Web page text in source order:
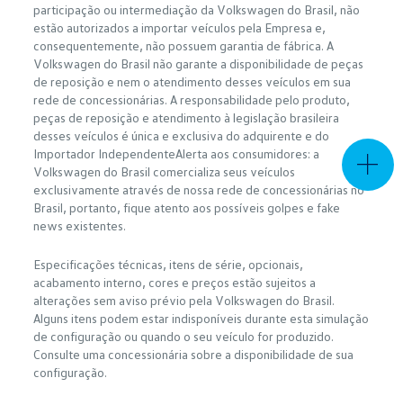
participação ou intermediação da Volkswagen do Brasil, não
estão autorizados a importar veículos pela Empresa e,
consequentemente, não possuem garantia de fábrica. A
Volkswagen do Brasil não garante a disponibilidade de peças
de reposição e nem o atendimento desses veículos em sua
rede de concessionárias. A responsabilidade pelo produto,
peças de reposição e atendimento à legislação brasileira
desses veículos é única e exclusiva do adquirente e do
Importador IndependenteAlerta aos consumidores: a
Volkswagen do Brasil comercializa seus veículos
exclusivamente através de nossa rede de concessionárias no
Brasil, portanto, fique atento aos possíveis golpes e fake
news existentes.
Especificações técnicas, itens de série, opcionais,
acabamento interno, cores e preços estão sujeitos a
alterações sem aviso prévio pela Volkswagen do Brasil.
Alguns itens podem estar indisponíveis durante esta simulação
de configuração ou quando o seu veículo for produzido.
Consulte uma concessionária sobre a disponibilidade de sua
configuração.